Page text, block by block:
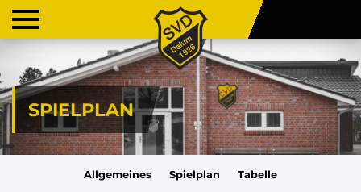
SPIELPLAN
Allgemeines Spielplan Tabelle